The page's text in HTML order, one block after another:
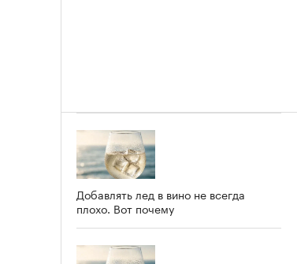
Добавлять лед в вино не всегда
плохо. Вот почему